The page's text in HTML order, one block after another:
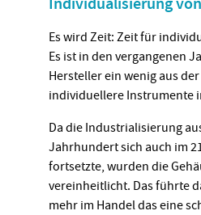
Individualisierung
Es wird Zeit: Zeit für
Es ist in den vergangenen
Hersteller ein wenig aus
individuellere Instrumente
Da die Industrialisierung
Jahrhundert sich auch im
fortsetzte, wurden die
vereinheitlicht. Das führte
mehr im Handel das eine